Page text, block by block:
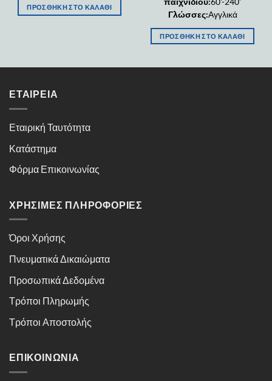
ΠΡΟΣΘΉΚΗ ΣΤΟ ΚΑΛΆΘΙ
Γλώσσες:Αγγλικά
ΠΡΟΣΘΉΚΗ ΣΤΟ ΚΑΛΆΘΙ
ΕΤΑΙΡΕΊΑ
Εταιρική Ταυτότητα
Κατάστημα
Φόρμα Επικοινωνίας
ΧΡΉΣΙΜΕΣ ΠΛΗΡΟΦΟΡΊΕΣ
Όροι Χρήσης
Πνευματικά Δικαιώματα
Προσωπικά Δεδομένα
Τρόποι Πληρωμής
Τρόποι Αποστολής
ΕΠΙΚΟΙΝΩΝΊΑ